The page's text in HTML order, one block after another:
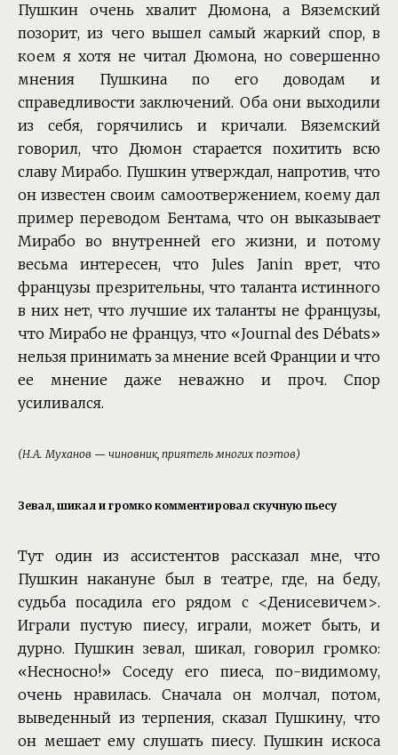
Пушкин очень хвалит Дюмона, а Вяземский
позорит, из чего вышел самый жаркий спор, в
коем я хотя не читал Дюмона, но совершенно
мнения Пушкина по его доводам и
справедливости заключений. Оба они выходили
из себя, горячились и кричали. Вяземский
говорил, что Дюмон старается похитить всю
славу Мирабо. Пушкин утверждал, напротив, что
он известен своим самоотвержением, коему дал
пример переводом Бентама, что он выказывает
Мирабо во внутренней его жизни, и потому
весьма интересен, что Jules Janin врет, что
французы презрительны, что таланта истинного
в них нет, что лучшие их таланты не французы,
что Мирабо не француз, что «Journal des Débats»
нельзя принимать за мнение всей Франции и что
ее мнение даже неважно и проч. Спор
усиливался.
(Н.А. Муханов — чиновник, приятель многих поэтов)
Зевал, шикал и громко комментировал скучную пьесу
Тут один из ассистентов рассказал мне, что
Пушкин накануне был в театре, где, на беду,
судьба посадила его рядом с <Денисевичем>.
Играли пустую пиесу, играли, может быть, и
дурно. Пушкин зевал, шикал, говорил громко:
«Несносно!» Соседу его пиеса, по-видимому,
очень нравилась. Сначала он молчал, потом,
выведенный из терпения, сказал Пушкину, что
он мешает ему слушать пиесу. Пушкин искоса